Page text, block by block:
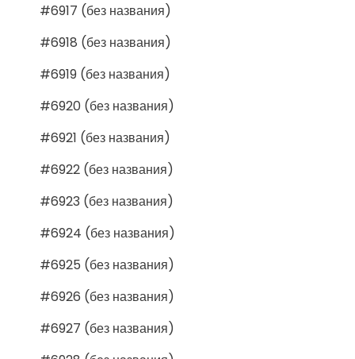
#6917 (без названия)
#6918 (без названия)
#6919 (без названия)
#6920 (без названия)
#6921 (без названия)
#6922 (без названия)
#6923 (без названия)
#6924 (без названия)
#6925 (без названия)
#6926 (без названия)
#6927 (без названия)